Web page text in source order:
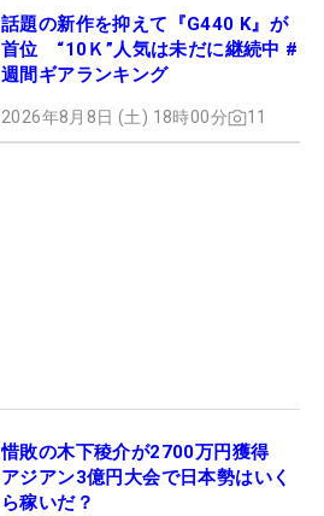
話題の新作を抑えて『G440 K』が
首位 “10Ｋ”人気は未だに継続中 #
週間ギアランキング
2026年8月8日 (土) 18時00分 11
惜敗の木下稜介が2700万円獲得
アジアン3億円大会で日本勢はいく
ら稼いだ？